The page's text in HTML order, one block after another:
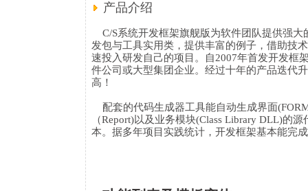
产品介绍
C/S系统开发框架旗舰版为软件团队提供强大
发包与工具实用类，提供丰富的例子，借助技
速投入研发自己的项目。自2007年首发开发框
件公司或大型集团企业。经过十年的产品迭代
高！
配套的代码生成器工具能自动生成界面
（Report)以及业务模块(Class Library DLL)的
本。据多年项目实践统计，开发框架基本能完